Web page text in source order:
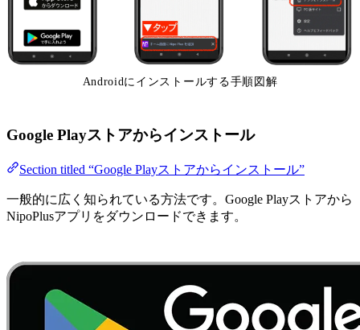
Androidにインストールする手順図解
Google Playストアからインストール
Section titled “Google Playストアからインストール”
一般的に広く知られている方法です。Google Playストアから
NipoPlusアプリをダウンロードできます。